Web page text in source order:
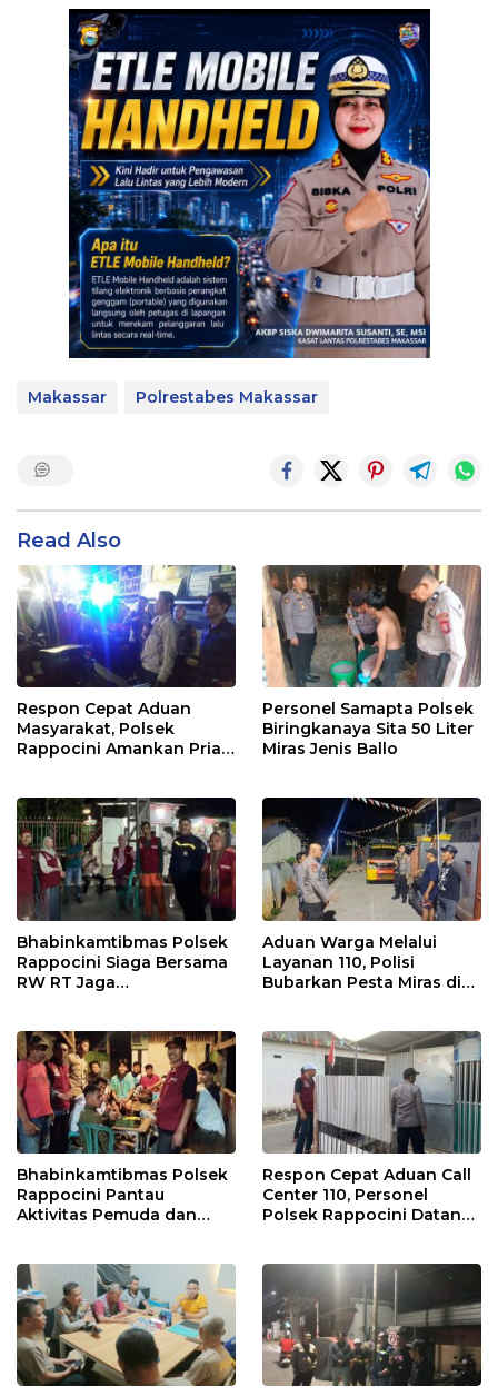
Makassar Polrestabes Makassar
Read Also
Respon Cepat Aduan
Masyarakat, Polsek
Rappocini Amankan Pria
Personel Samapta Polsek
Biringkanaya Sita 50 Liter
Miras Jenis Ballo
Bhabinkamtibmas Polsek
Rappocini Siaga Bersama
RW RT Jaga
Aduan Warga Melalui
Layanan 110, Polisi
Bubarkan Pesta Miras di
Bhabinkamtibmas Polsek
Rappocini Pantau
Aktivitas Pemuda dan
Respon Cepat Aduan Call
Center 110, Personel
Polsek Rappocini Datangi